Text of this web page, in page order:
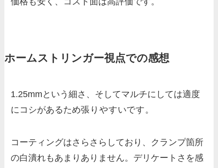
ホームストリンガー視点での感想
1.25mmという細さ、そしてマルチにしては適度
にコシがあるため張りやすいです。
コーティングはさらさらしており、クランプ箇所
の白潰れもあまりありません。デリケートさを感